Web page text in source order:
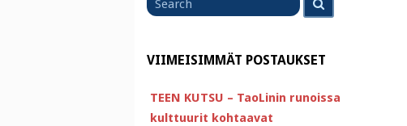
for
VIIMEISIMMÄT POSTAUKSET
TEEN KUTSU – TaoLinin runoissa
kulttuurit kohtaavat